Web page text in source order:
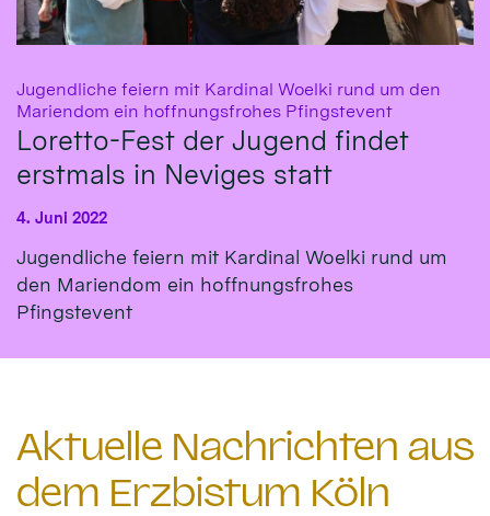
Jugendliche feiern mit Kardinal Woelki rund um den
Mariendom ein hoffnungsfrohes Pfingstevent:
Loretto-Fest der Jugend findet
erstmals in Neviges statt
4. Juni 2022
Jugendliche feiern mit Kardinal Woelki rund um
den Mariendom ein hoffnungsfrohes
Pfingstevent
Aktuelle Nachrichten aus
dem Erzbistum Köln